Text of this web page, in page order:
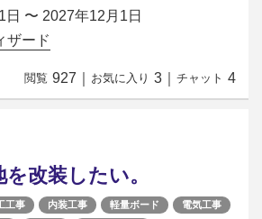
日 〜 2027年12月1日
ザード
閲覧 927 お気に入り 3 チャット 4
改装したい。
工事 内装工事 軽量ボード
電気工事